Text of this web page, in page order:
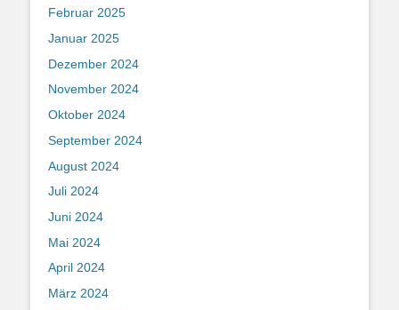
Februar 2025
Januar 2025
Dezember 2024
November 2024
Oktober 2024
September 2024
August 2024
Juli 2024
Juni 2024
Mai 2024
April 2024
März 2024